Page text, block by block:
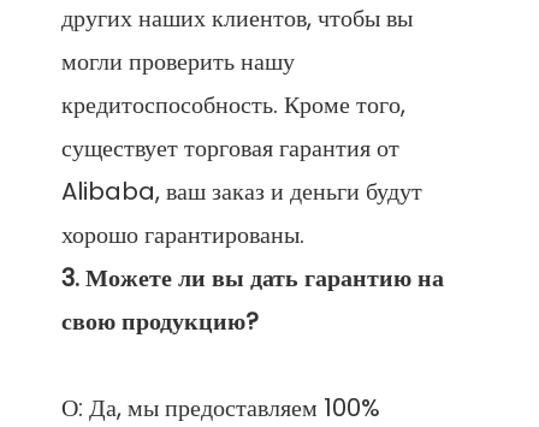
других наших клиентов, чтобы вы
могли проверить нашу
кредитоспособность. Кроме того,
существует торговая гарантия от
Alibaba, ваш заказ и деньги будут
3. Можете ли вы дать гарантию на
О: Да, мы предоставляем 100%